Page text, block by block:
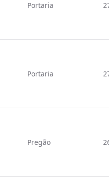
Portaria
Portaria
Pregão